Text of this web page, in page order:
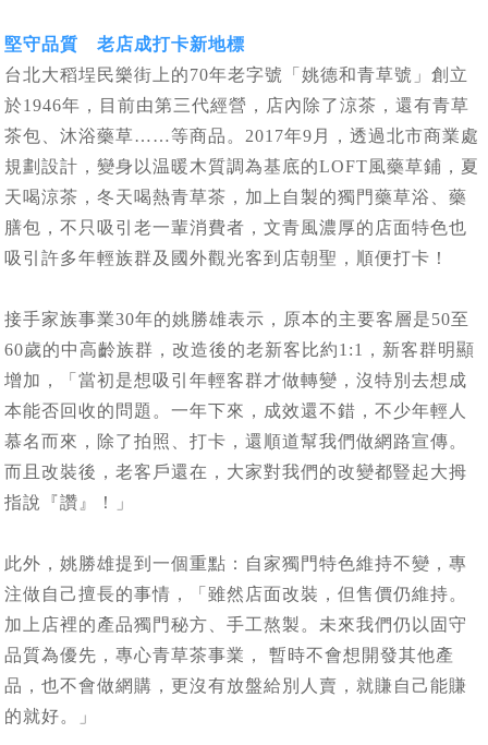
堅守品質 老店成打卡新地標
台北大稻埕民樂街上的70年老字號「姚德和青草號」創立
於1946年，目前由第三代經營，店內除了涼茶，還有青草
茶包、沐浴藥草……等商品。2017年9月，透過北市商業處
規劃設計，變身以温暖木質調為基底的LOFT風藥草鋪，夏
天喝涼茶，冬天喝熱青草茶，加上自製的獨門藥草浴、藥
膳包，不只吸引老一輩消費者，文青風濃厚的店面特色也
吸引許多年輕族群及國外觀光客到店朝聖，順便打卡！
接手家族事業30年的姚勝雄表示，原本的主要客層是50至
60歲的中高齡族群，改造後的老新客比約1:1，新客群明顯
增加，「當初是想吸引年輕客群才做轉變，沒特別去想成
本能否回收的問題。一年下來，成效還不錯，不少年輕人
慕名而來，除了拍照、打卡，還順道幫我們做網路宣傳。
而且改裝後，老客戶還在，大家對我們的改變都豎起大拇
指說『讚』！」
此外，姚勝雄提到一個重點：自家獨門特色維持不變，專
注做自己擅長的事情，「雖然店面改裝，但售價仍維持。
加上店裡的產品獨門秘方、手工熬製。未來我們仍以固守
品質為優先，專心青草茶事業， 暫時不會想開發其他產
品，也不會做網購，更沒有放盤給別人賣，就賺自己能賺
的就好。」